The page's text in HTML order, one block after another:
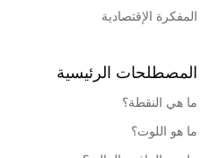
المفكرة الإقتصادية
المصطلحات الرئيسية
ما هي النقطة؟
ما هو اللوت؟